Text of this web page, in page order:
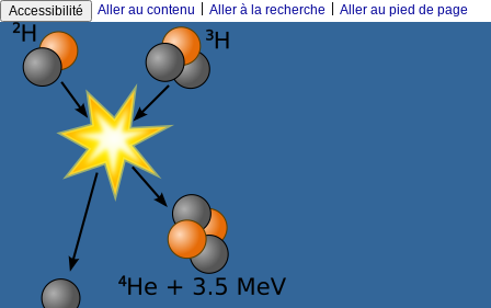
Accessibilité Aller au contenu Aller à la recherche Aller au pied de page